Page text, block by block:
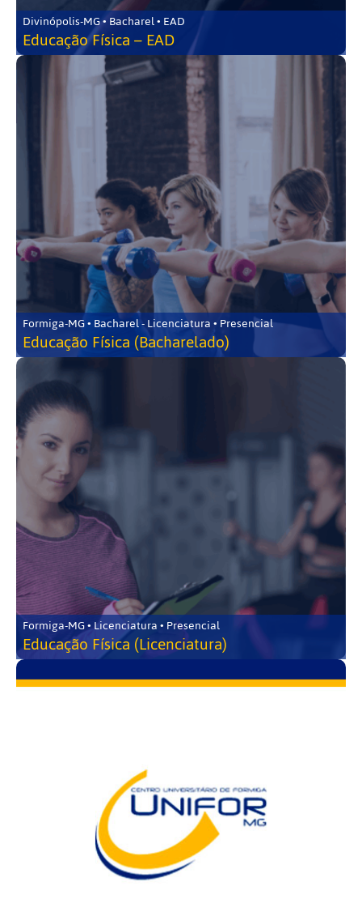
Divinópolis-MG • Bacharel • EAD
Educação Física – EAD
Formiga-MG • Bacharel - Licenciatura • Presencial
Educação Física (Bacharelado)
Formiga-MG • Licenciatura • Presencial
Educação Física (Licenciatura)